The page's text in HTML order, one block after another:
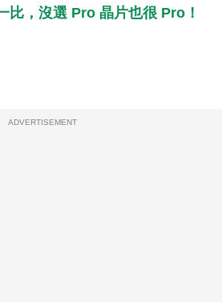
比，沒選 Pro 晶片也很 Pro！
ADVERTISEMENT